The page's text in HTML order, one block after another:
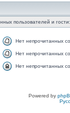
пользователей и
Нет непрочитанных
Нет непрочитанных
Нет непрочитанных
Powered by